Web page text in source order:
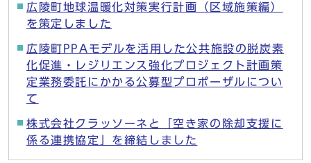
広陵町地球温暖化対策実行計画（区域施策編）
を策定しました
広陵町PPAモデルを活用した公共施設の脱炭素
化促進・レジリエンス強化プロジェクト計画策
定業務委託にかかる公募型プロポーザルについ
て
株式会社クラッソーネと「空き家の除却支援に
係る連携協定」を締結しました